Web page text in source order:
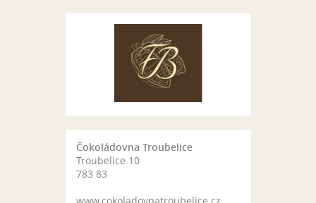
Čokoládovna Troubelice
Troubelice 10
783 83